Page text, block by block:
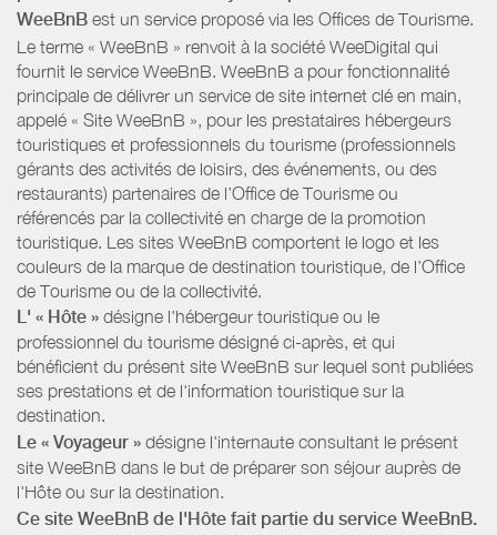
WeeBnB est un service proposé via les Offices de Tourisme.
Le terme « WeeBnB » renvoit à la société WeeDigital qui
fournit le service WeeBnB. WeeBnB a pour fonctionnalité
principale de délivrer un service de site internet clé en main,
appelé « Site WeeBnB », pour les prestataires hébergeurs
touristiques et professionnels du tourisme (professionnels
gérants des activités de loisirs, des événements, ou des
restaurants) partenaires de l’Office de Tourisme ou
référencés par la collectivité en charge de la promotion
touristique. Les sites WeeBnB comportent le logo et les
couleurs de la marque de destination touristique, de l’Office
de Tourisme ou de la collectivité.
L' « Hôte » désigne l'hébergeur touristique ou le
professionnel du tourisme désigné ci-après, et qui
bénéficient du présent site WeeBnB sur lequel sont publiées
ses prestations et de l'information touristique sur la
destination.
Le « Voyageur » désigne l'internaute consultant le présent
site WeeBnB dans le but de préparer son séjour auprès de
l'Hôte ou sur la destination.
Ce site WeeBnB de l'Hôte fait partie du service WeeBnB.